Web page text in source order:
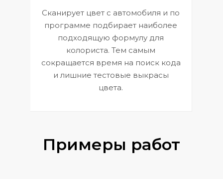
Сканирует цвет с автомобиля и по
программе подбирает наиболее
подходящую формулу для
колориста. Тем самым
сокращается время на поиск кода
и лишние тестовые выкрасы
цвета.
Примеры работ